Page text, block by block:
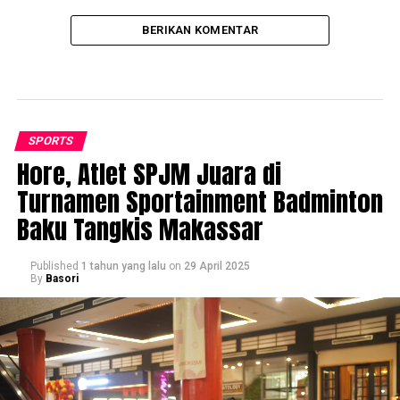
BERIKAN KOMENTAR
SPORTS
Hore, Atlet SPJM Juara di
Turnamen Sportainment Badminton
Baku Tangkis Makassar
Published 1 tahun yang lalu on 29 April 2025
By Basori